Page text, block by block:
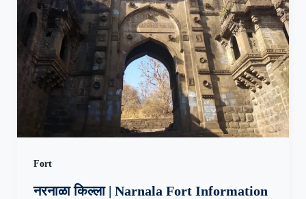
Fort
नरनाळा किल्ला | Narnala Fort Information